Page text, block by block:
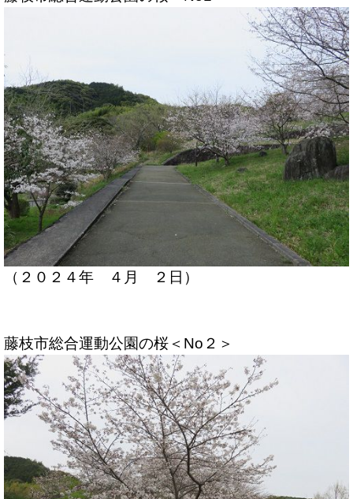
（２０２４年 ４月 ２日）
藤枝市総合運動公園の桜＜No２＞